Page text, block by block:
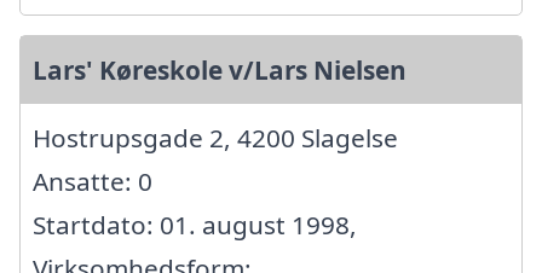
Lars' Køreskole v/Lars Nielsen
Hostrupsgade 2, 4200 Slagelse
Ansatte: 0
Startdato: 01. august 1998,